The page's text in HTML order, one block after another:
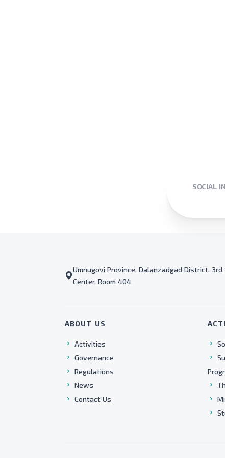
SOCIAL
Umnugovi Province, Dalanzadgad District,
Center, Room 404
ABOUT US
Activities
Governance
Regulations
News
Contact Us